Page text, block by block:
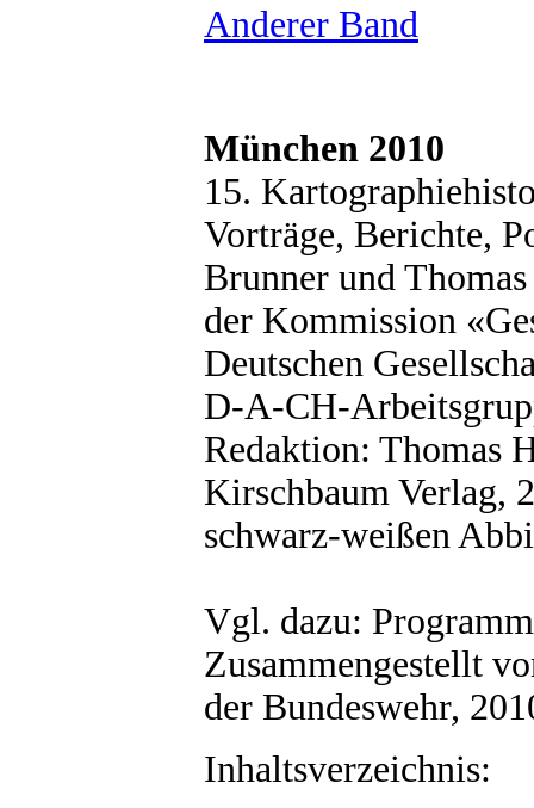
Anderer Band
München 2010
15.
Vorträge, Berichte,
Brunner und
der Kommission
Deutschen
D-A-CH-
Redaktion: Thomas
Kirschbaum Verlag,
schwarz-weißen
Vgl. dazu:
Zusammengestellt
der Bundeswehr,
Inhaltsverzeichnis: